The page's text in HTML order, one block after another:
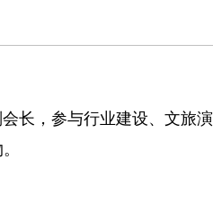
，参与行业建设、文旅